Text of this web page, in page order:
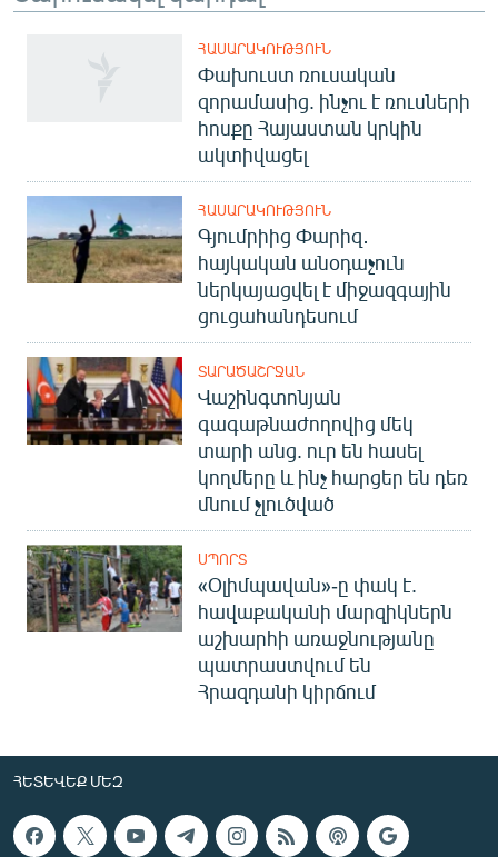
«Ազատության» բոլոր կայքերը
ՀԱՍԱՐԱԿՈՒԹՅՈՒՆ
Փախուստ ռուսական
զորամասից. ինչու է ռուսների
հոսքը Հայաստան կրկին
ակտիվացել
ՀԱՍԱՐԱԿՈՒԹՅՈՒՆ
Գյումրիից Փարիզ․
հայկական անօդաչուն
ներկայացվել է միջազգային
ցուցահանդեսում
ՏԱՐԱԾԱՇՐՋԱՆ
Վաշինգտոնյան
գագաթնաժողովից մեկ
տարի անց. ուր են հասել
կողմերը և ինչ հարցեր են դեռ
մնում չլուծված
ՍՊՈՐՏ
«Օլիմպավան»-ը փակ է.
հավաքականի մարզիկներն
աշխարհի առաջնությանը
պատրաստվում են
Հրազդանի կիրճում
ՀԵՏԵՎԵՔ ՄԵԶ